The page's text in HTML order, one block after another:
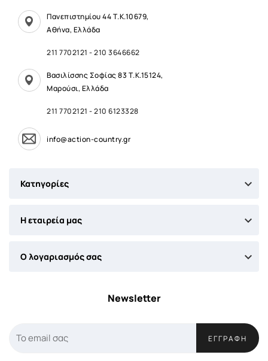
Πανεπιστημίου 44 Τ.Κ.10679,
Αθήνα, Ελλάδα
211 7702121 -210 3646662
Βασιλίσσης Σοφίας 83 Τ.Κ.15124,
Μαρούσι, Ελλάδα
211 7702121 -210 6123328
info@action-country.gr
Κατηγορίες 
Η εταιρεία μας 
Ο λογαριασμός σας 
Newsletter
ΕΓΓΡΑΦΉ